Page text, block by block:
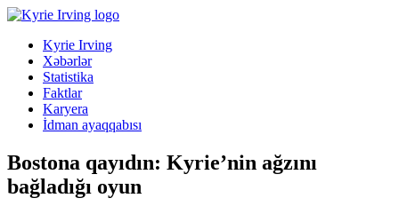
Kyrie Irving
Xəbərlər
Statistika
Faktlar
Karyera
İdman ayaqqabısı
Bostona qayıdın: Kyrie’nin ağzını
bağladığı oyun